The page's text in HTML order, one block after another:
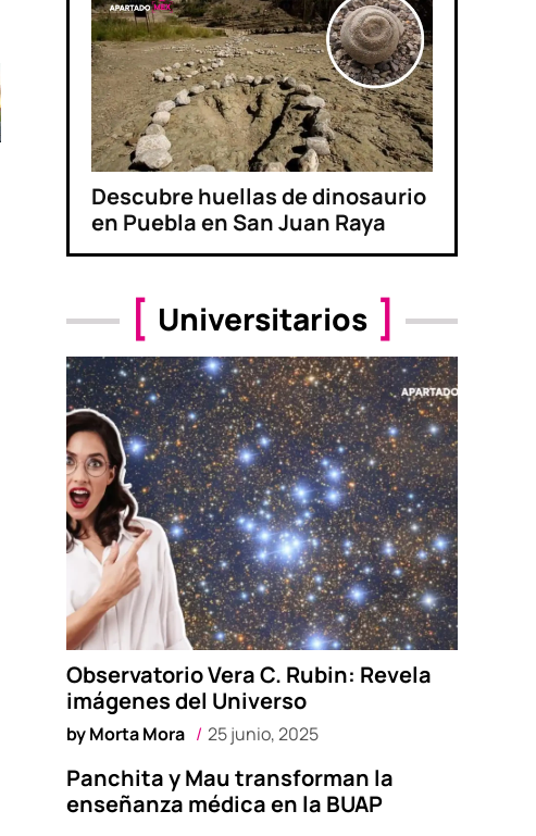
Descubre huellas de dinosaurio
en Puebla en San Juan Raya
Universitarios
Observatorio Vera C. Rubin: Revela
imágenes del Universo
byMorta Mora 25 junio, 2025
Panchita y Mau transforman la
enseñanza médica en la BUAP